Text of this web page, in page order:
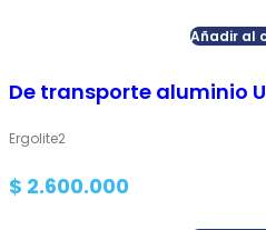
Añadir al
De transporte aluminio
Ergolite2
$ 2.600.000